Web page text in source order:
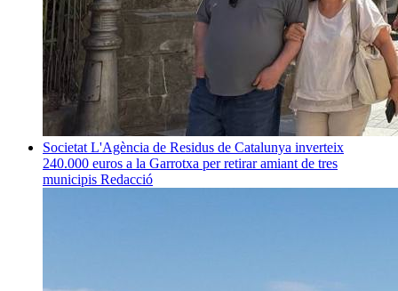
Societat L'Agència de Residus de Catalunya inverteix
240.000 euros a la Garrotxa per retirar amiant de tres
municipis Redacció